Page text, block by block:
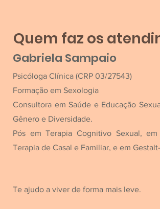
Quem faz os
Gabriela Sampaio
Psicóloga Clínica (CRP 03/27543)
Formação em Sexologia
Consultora em Saúde e Educação
Gênero e Diversidade.
Pós em Terapia Cognitivo Sexual,
Terapia de Casal e Familiar, e em
Te ajudo a viver de forma mais leve.